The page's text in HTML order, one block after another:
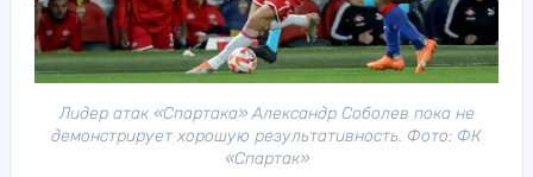
Лидер атак «Спартака» Александр Соболев пока не
демонстрирует хорошую результативность. Фото: ФК
«Спартак»